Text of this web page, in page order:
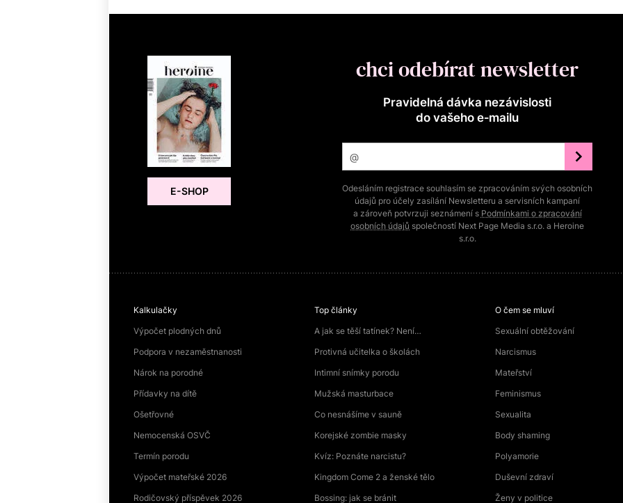
E-SHOP
chci odebírat newsletter
Pravidelná dávka nezávislosti
do vašeho e‑mailu
Odesláním registrace souhlasím se zpracováním svých osobních
údajů pro účely zasílání Newsletteru a servisních kampaní
a zároveň potvrzuji seznámení s Podmínkami o zpracování
osobních údajů společností Next Page Media s.r.o. a Heroine
s.r.o.
Kalkulačky
Výpočet plodných dnů
Podpora v nezaměstnanosti
Nárok na porodné
Přídavky na dítě
Ošetřovné
Nemocenská OSVČ
Termín porodu
Výpočet mateřské 2026
Rodičovský příspěvek 2026
Top články
A jak se těší tatínek? Není…
Protivná učitelka o školách
Intimní snímky porodu
Mužská masturbace
Co nesnášíme v sauně
Korejské zombie masky
Kvíz: Poznáte narcistu?
Kingdom Come 2 a ženské tělo
Bossing: jak se bránit
O čem se mluví
Sexuální obtěžování
Narcismus
Mateřství
Feminismus
Sexualita
Body shaming
Polyamorie
Duševní zdraví
Ženy v politice